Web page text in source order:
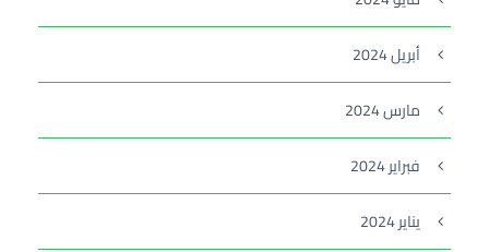
أبريل 2024
مارس 2024
فبراير 2024
يناير 2024